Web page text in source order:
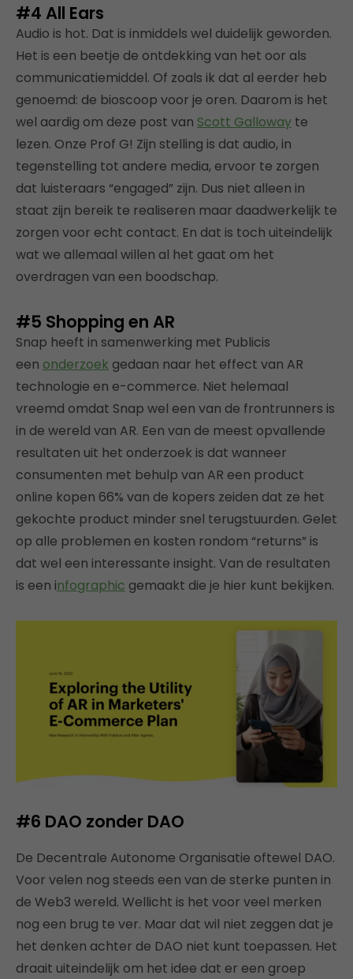
#4 All Ears
Audio is hot. Dat is inmiddels wel duidelijk geworden.
Het is een beetje de ontdekking van het oor als
communicatiemiddel. Of zoals ik dat al eerder heb
genoemd: de bioscoop voor je oren. Daarom is het
wel aardig om deze post van Scott Galloway te
lezen. Onze Prof G! Zijn stelling is dat audio, in
tegenstelling tot andere media, ervoor te zorgen
dat luisteraars “engaged” zijn. Dus niet alleen in
staat zijn bereik te realiseren maar daadwerkelijk te
zorgen voor echt contact. En dat is toch uiteindelijk
wat we allemaal willen al het gaat om het
overdragen van een boodschap.
#5 Shopping en AR
Snap heeft in samenwerking met Publicis
een onderzoek gedaan naar het effect van AR
technologie en e-commerce. Niet helemaal
vreemd omdat Snap wel een van de frontrunners is
in de wereld van AR. Een van de meest opvallende
resultaten uit het onderzoek is dat wanneer
consumenten met behulp van AR een product
online kopen 66% van de kopers zeiden dat ze het
gekochte product minder snel terugstuurden. Gelet
op alle problemen en kosten rondom “returns” is
dat wel een interessante insight. Van de resultaten
is een infographic gemaakt die je hier kunt bekijken.
#6 DAO zonder DAO
De Decentrale Autonome Organisatie oftewel DAO.
Voor velen nog steeds een van de sterke punten in
de Web3 wereld. Wellicht is het voor veel merken
nog een brug te ver. Maar dat wil niet zeggen dat je
het denken achter de DAO niet kunt toepassen. Het
draait uiteindelijk om het idee dat er een groep